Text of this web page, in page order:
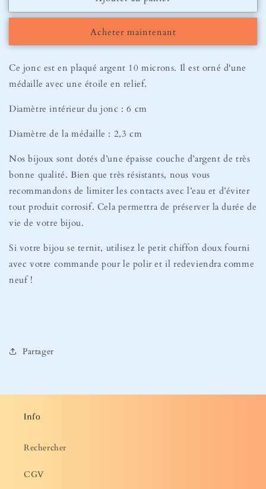
Bracelet
Bracelet
Nova
Acheter maintenant
Ce jonc est en plaqué argent 10 microns. Il est orné d'une
médaille avec une étoile en relief.
Diamètre intérieur du jonc : 6 cm
Diamètre de la médaille : 2,3 cm
Nos bijoux sont dotés d’une épaisse couche d’argent de très
bonne qualité. Bien que très résistants, nous vous
recommandons de limiter les contacts avec l’eau et d’éviter
tout produit corrosif. Cela permettra de préserver la durée de
vie de votre bijou.
Si votre bijou se ternit, utilisez le petit chiffon doux fourni
avec votre commande pour le polir et il redeviendra comme
neuf !
Partager
Info
Rechercher
CGV